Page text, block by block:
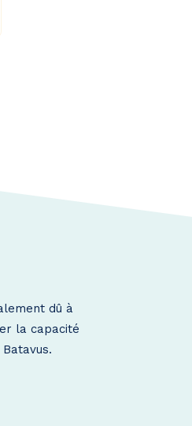
dû à
la capacité